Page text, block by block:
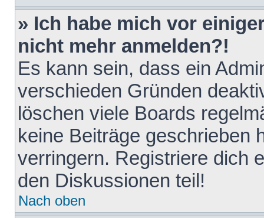
» Ich habe mich vor
nicht mehr anmelden?!
Es kann sein, dass ein
verschieden Gründen
löschen viele Boards
keine Beiträge geschrieben
verringern. Registriere dich
den Diskussionen teil!
Nach oben